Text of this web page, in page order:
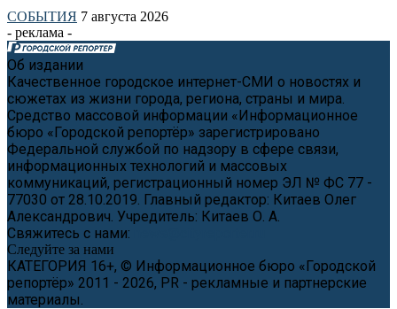
СОБЫТИЯ 7 августа 2026
- реклама -
Об издании
Качественное городское интернет-СМИ о новостях и
сюжетах из жизни города, региона, страны и мира.
Средство массовой информации «Информационное
бюро «Городской репортёр» зарегистрировано
Федеральной службой по надзору в сфере связи,
информационных технологий и массовых
коммуникаций, регистрационный номер ЭЛ № ФС 77 -
77030 от 28.10.2019. Главный редактор: Китаев Олег
Александрович. Учредитель: Китаев О. А.
Свяжитесь с нами:
Следуйте за нами
КАТЕГОРИЯ 16+, © Информационное бюро «Городской
репортёр» 2011 - 2026, PR - рекламные и партнерские
материалы.